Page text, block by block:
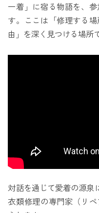
一着」に宿る物語を、
す。ここは「修理する
由」を深く見つける場所
対話を通じて愛着の源泉
衣類修理の専門家（リ